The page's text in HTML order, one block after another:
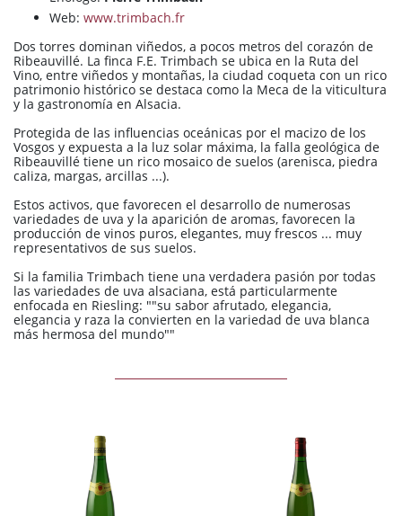
Web: www.trimbach.fr
Dos torres dominan viñedos, a pocos metros del corazón de
Ribeauvillé. La finca F.E. Trimbach se ubica en la Ruta del
Vino, entre viñedos y montañas, la ciudad coqueta con un rico
patrimonio histórico se destaca como la Meca de la viticultura
y la gastronomía en Alsacia.
Protegida de las influencias oceánicas por el macizo de los
Vosgos y expuesta a la luz solar máxima, la falla geológica de
Ribeauvillé tiene un rico mosaico de suelos (arenisca, piedra
caliza, margas, arcillas ...).
Estos activos, que favorecen el desarrollo de numerosas
variedades de uva y la aparición de aromas, favorecen la
producción de vinos puros, elegantes, muy frescos ... muy
representativos de sus suelos.
Si la familia Trimbach tiene una verdadera pasión por todas
las variedades de uva alsaciana, está particularmente
enfocada en Riesling: ""su sabor afrutado, elegancia,
elegancia y raza la convierten en la variedad de uva blanca
más hermosa del mundo""